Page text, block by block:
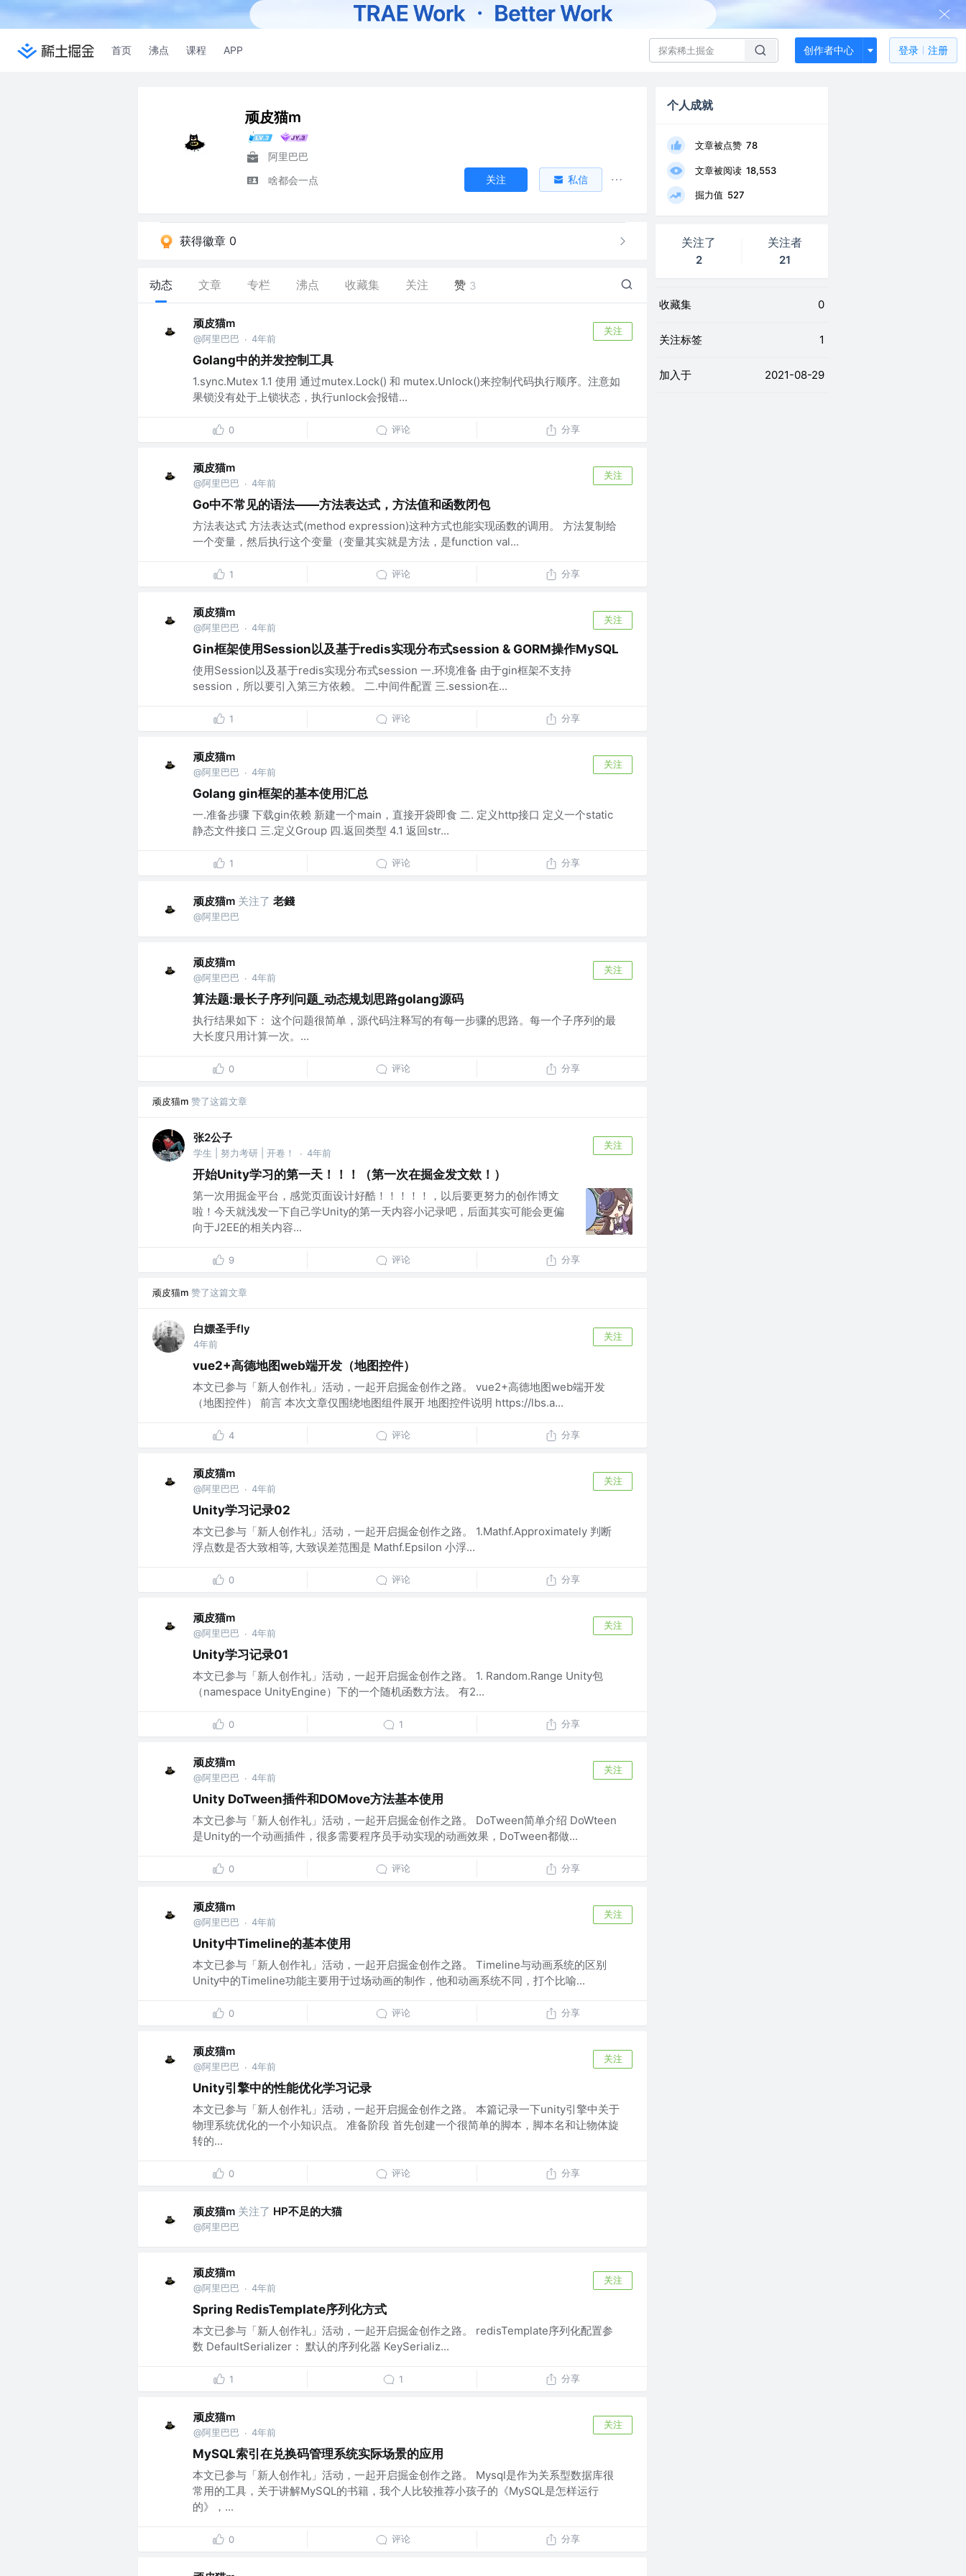
首页 沸点 课程 APP 创作者中心 登录 注册
顽皮猫m
阿里巴巴
啥都会一点
关注 私信
获得徽章 0
动态 文章 专栏 沸点 收藏集 关注 赞 3
顽皮猫m
@阿里巴巴 · 4年前
关注
Golang中的并发控制工具
1.sync.Mutex 1.1 使用 通过mutex.Lock() 和 mutex.Unlock()来控制代码执行顺序。注意如
果锁没有处于上锁状态，执行unlock会报错...
0 评论 分享
顽皮猫m
@阿里巴巴 · 4年前
关注
Go中不常见的语法——方法表达式，方法值和函数闭包
方法表达式 方法表达式(method expression)这种方式也能实现函数的调用。 方法复制给
一个变量，然后执行这个变量（变量其实就是方法，是function val...
1 评论 分享
顽皮猫m
@阿里巴巴 · 4年前
关注
Gin框架使用Session以及基于redis实现分布式session & GORM操作MySQL
使用Session以及基于redis实现分布式session 一.环境准备 由于gin框架不支持
session，所以要引入第三方依赖。 二.中间件配置 三.session在...
1 评论 分享
顽皮猫m
@阿里巴巴 · 4年前
关注
Golang gin框架的基本使用汇总
一.准备步骤 下载gin依赖 新建一个main，直接开袋即食 二. 定义http接口 定义一个static
静态文件接口 三.定义Group 四.返回类型 4.1 返回str...
1 评论 分享
顽皮猫m 关注了 老錢
@阿里巴巴
顽皮猫m
@阿里巴巴 · 4年前
关注
算法题:最长子序列问题_动态规划思路golang源码
执行结果如下： 这个问题很简单，源代码注释写的有每一步骤的思路。每一个子序列的最
大长度只用计算一次。...
0 评论 分享
顽皮猫m 赞了这篇文章
张2公子
学生 | 努力考研 | 开卷！ · 4年前
关注
开始Unity学习的第一天！！！（第一次在掘金发文欸！）
第一次用掘金平台，感觉页面设计好酷！！！！！，以后要更努力的创作博文
啦！今天就浅发一下自己学Unity的第一天内容小记录吧，后面其实可能会更偏
向于J2EE的相关内容...
9 评论 分享
顽皮猫m 赞了这篇文章
白嫖圣手fly
4年前
关注
vue2+高德地图web端开发（地图控件）
本文已参与「新人创作礼」活动，一起开启掘金创作之路。 vue2+高德地图web端开发
（地图控件） 前言 本次文章仅围绕地图组件展开 地图控件说明 https://lbs.a...
4 评论 分享
顽皮猫m
@阿里巴巴 · 4年前
关注
Unity学习记录02
本文已参与「新人创作礼」活动，一起开启掘金创作之路。 1.Mathf.Approximately 判断
浮点数是否大致相等, 大致误差范围是 Mathf.Epsilon 小浮...
0 评论 分享
顽皮猫m
@阿里巴巴 · 4年前
关注
Unity学习记录01
本文已参与「新人创作礼」活动，一起开启掘金创作之路。 1. Random.Range Unity包
（namespace UnityEngine）下的一个随机函数方法。 有2...
0 1 分享
顽皮猫m
@阿里巴巴 · 4年前
关注
Unity DoTween插件和DOMove方法基本使用
本文已参与「新人创作礼」活动，一起开启掘金创作之路。 DoTween简单介绍 DoWteen
是Unity的一个动画插件，很多需要程序员手动实现的动画效果，DoTween都做...
0 评论 分享
顽皮猫m
@阿里巴巴 · 4年前
关注
Unity中Timeline的基本使用
本文已参与「新人创作礼」活动，一起开启掘金创作之路。 Timeline与动画系统的区别
Unity中的Timeline功能主要用于过场动画的制作，他和动画系统不同，打个比喻...
0 评论 分享
顽皮猫m
@阿里巴巴 · 4年前
关注
Unity引擎中的性能优化学习记录
本文已参与「新人创作礼」活动，一起开启掘金创作之路。 本篇记录一下unity引擎中关于
物理系统优化的一个小知识点。 准备阶段 首先创建一个很简单的脚本，脚本名和让物体旋
转的...
0 评论 分享
顽皮猫m 关注了 HP不足的大猫
@阿里巴巴
顽皮猫m
@阿里巴巴 · 4年前
关注
Spring RedisTemplate序列化方式
本文已参与「新人创作礼」活动，一起开启掘金创作之路。 redisTemplate序列化配置参
数 DefaultSerializer： 默认的序列化器 KeySerializ...
1 1 分享
顽皮猫m
@阿里巴巴 · 4年前
关注
MySQL索引在兑换码管理系统实际场景的应用
本文已参与「新人创作礼」活动，一起开启掘金创作之路。 Mysql是作为关系型数据库很
常用的工具，关于讲解MySQL的书籍，我个人比较推荐小孩子的《MySQL是怎样运行
的》，...
0 评论 分享
个人成就
文章被点赞 78
文章被阅读 18,553
掘力值 527
关注了
2
关注者
21
收藏集 0
关注标签 1
加入于 2021-08-29